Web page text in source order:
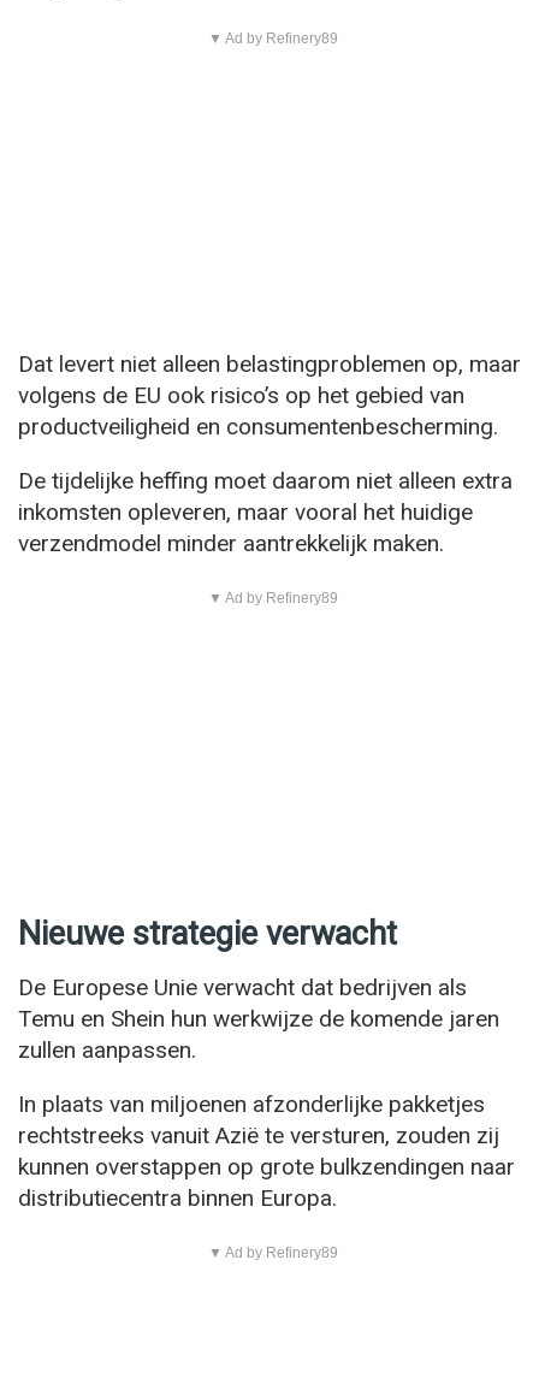
▼ Ad by Refinery89
Dat levert niet alleen belastingproblemen op, maar
volgens de EU ook risico’s op het gebied van
productveiligheid en consumentenbescherming.
De tijdelijke heffing moet daarom niet alleen extra
inkomsten opleveren, maar vooral het huidige
verzendmodel minder aantrekkelijk maken.
▼ Ad by Refinery89
Nieuwe strategie verwacht
De Europese Unie verwacht dat bedrijven als
Temu en Shein hun werkwijze de komende jaren
zullen aanpassen.
In plaats van miljoenen afzonderlijke pakketjes
rechtstreeks vanuit Azië te versturen, zouden zij
kunnen overstappen op grote bulkzendingen naar
distributiecentra binnen Europa.
▼ Ad by Refinery89